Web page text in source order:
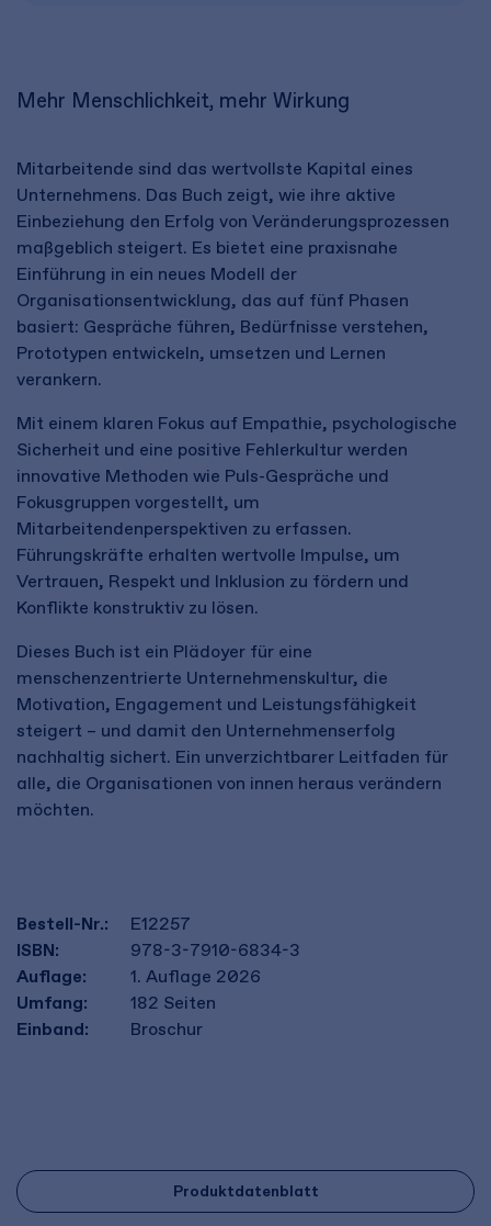
Mehr Menschlichkeit, mehr Wirkung
Mitarbeitende sind das wertvollste Kapital eines
Unternehmens. Das Buch zeigt, wie ihre aktive
Einbeziehung den Erfolg von Veränderungsprozessen
maßgeblich steigert. Es bietet eine praxisnahe
Einführung in ein neues Modell der
Organisationsentwicklung, das auf fünf Phasen
basiert: Gespräche führen, Bedürfnisse verstehen,
Prototypen entwickeln, umsetzen und Lernen
verankern.
Mit einem klaren Fokus auf Empathie, psychologische
Sicherheit und eine positive Fehlerkultur werden
innovative Methoden wie Puls-Gespräche und
Fokusgruppen vorgestellt, um
Mitarbeitendenperspektiven zu erfassen.
Führungskräfte erhalten wertvolle Impulse, um
Vertrauen, Respekt und Inklusion zu fördern und
Konflikte konstruktiv zu lösen.
Dieses Buch ist ein Plädoyer für eine
menschenzentrierte Unternehmenskultur, die
Motivation, Engagement und Leistungsfähigkeit
steigert – und damit den Unternehmenserfolg
nachhaltig sichert. Ein unverzichtbarer Leitfaden für
alle, die Organisationen von innen heraus verändern
möchten.
Bestell-Nr.:
E12257
ISBN:
978-3-7910-6834-3
Auflage:
1. Auflage 2026
Umfang:
182 Seiten
Einband:
Broschur
Produktdatenblatt